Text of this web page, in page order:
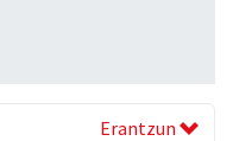
Erantzun